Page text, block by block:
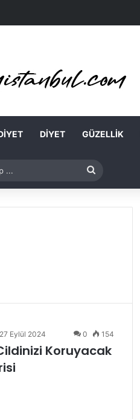
DIYET GÜZELLIK
Arama
yap
27 Eylül 2024 0 154
Koruyacak